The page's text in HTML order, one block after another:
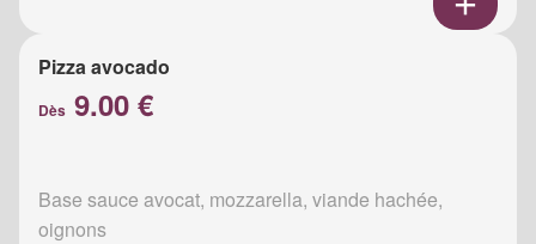
Pizza avocado
Dès 9.00 €
Base sauce avocat, mozzarella, viande hachée,
oignons